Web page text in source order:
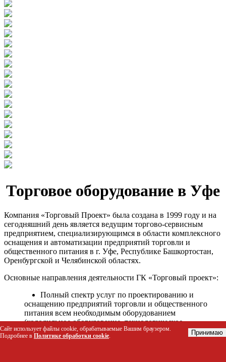
Торговое оборудование в Уфе
Компания «Торговый Проект» была создана в 1999 году и на
сегодняшний день является ведущим торгово-сервисным
предприятием, специализирующимся в области комплексного
оснащения и автоматизации предприятий торговли и
общественного питания в г. Уфе, Республике Башкортостан,
Оренбургской и Челябинской областях.
Основные направления деятельности ГК «Торговый проект»:
Полный спектр услуг по проектированию и
оснащению предприятий торговли и общественного
питания всем необходимым оборудованием
(холодильное оборудование, технологическое
оборудование, стеллажное оборудование и т.д.);
Автоматизация торговых процессов и внедрения
Сайт использует файлы cookie, обрабатываемые Вашим браузером.
Подробнее в Политике обработки cookie. Принимаю